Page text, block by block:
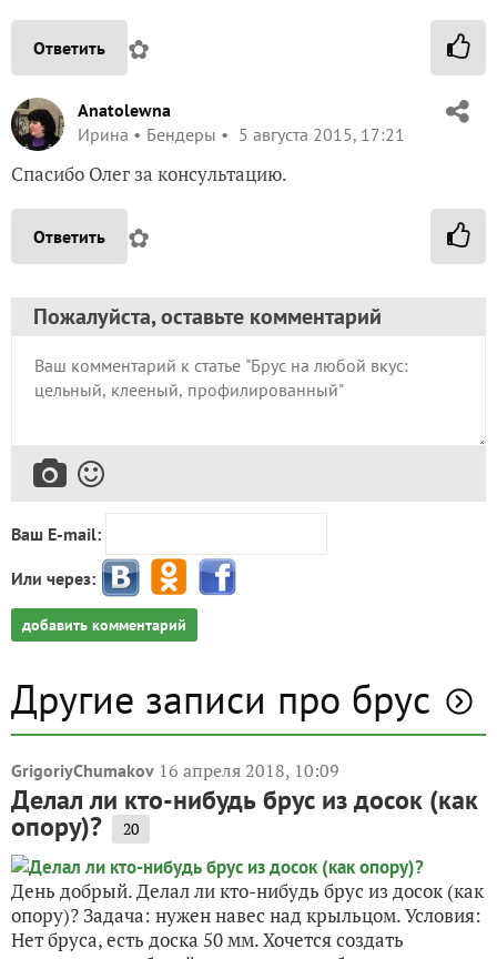
Ответить ✿
Anatolewna
Ирина
Бендеры 5 августа 2015, 17:21
Спасибо Олег за консультацию.
Ответить ✿
Пожалуйста, оставьте комментарий
Ваш E-mail:
Или через:
добавить комментарий
Другие записи про брус
GrigoriyChumakov 16 апреля 2018, 10:09
Делал ли кто-нибудь брус из досок (как
опору)? 20
День добрый. Делал ли кто-нибудь брус из досок (как
опору)? Задача: нужен навес над крыльцом. Условия:
Нет бруса, есть доска 50 мм. Хочется создать